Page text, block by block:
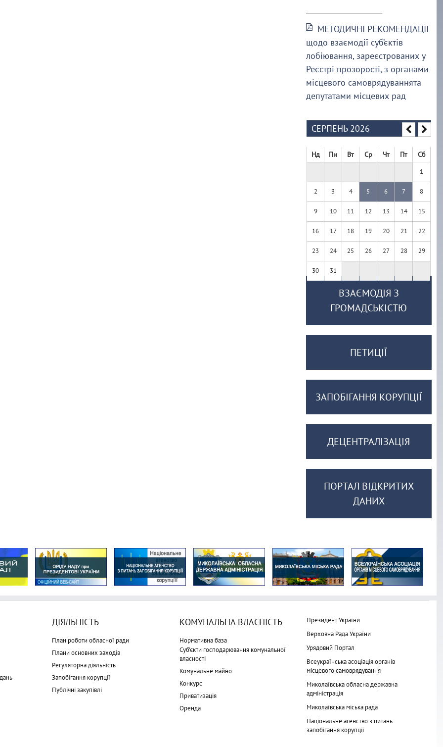
МЕТОДИЧНІ РЕКОМЕНДАЦІЇ
щодо взаємодії суб’єктів
лобіювання, зареєстрованих у
Реєстрі прозорості, з органами
місцевого самоврядуваннята
депутатами місцевих рад
СЕРПЕНЬ 2026
Нд Пн Вт Ср Чт Пт Сб
1
2 3 4 5 6 7 8
9 10 11 12 13 14 15
16 17 18 19 20 21 22
23 24 25 26 27 28 29
30 31
ВЗАЄМОДІЯ З
ГРОМАДСЬКІСТЮ
ПЕТИЦІЇ
ЗАПОБІГАННЯ КОРУПЦІЇ
ДЕЦЕНТРАЛІЗАЦІЯ
ПОРТАЛ ВІДКРИТИХ
ДАНИХ
ДІЯЛЬНІСТЬ
План роботи обласної ради
Плани основних заходів
Регуляторна діяльність
Запобігання корупції
Публічні закупівлі
КОМУНАЛЬНА ВЛАСНІСТЬ
Нормативна база
Суб'єкти господарювання комунальної
власності
Комунальне майно
Конкурс
Приватизація
Оренда
Президент України
Верховна Рада України
Урядовий Портал
Всеукраїнська асоціація органів
місцевого самоврядування
Миколаївська обласна державна
адміністрація
Миколаївська міська рада
Національне агенство з питань
запобігання корупції